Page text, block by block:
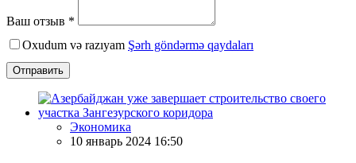
Ваш отзыв *
Oxudum və razıyam Şərh göndərmə qaydaları
Отправить
Экономика
10 январь 2024 16:50